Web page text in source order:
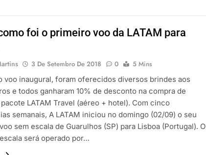
Atomium: História, Ciência e a Melhor Vista de Bruxelas
foi o primeiro voo da LATAM para
3 De Setembro De 2018 0
5 Mins
voo inaugural, foram oferecidos diversos brindes aos
e todos ganharam 10% de desconto na compra de
LATAM Travel (aéreo + hotel). Com cinco
semanais, A LATAM iniciou no domingo (02/09) o seu
sem escala de Guarulhos (SP) para Lisboa (Portugal). O
será operado por…